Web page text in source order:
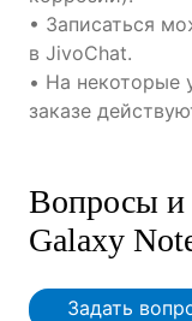
• Записаться
в JivoChat.
• На некоторые
заказе
Вопросы и
Galaxy
Задать